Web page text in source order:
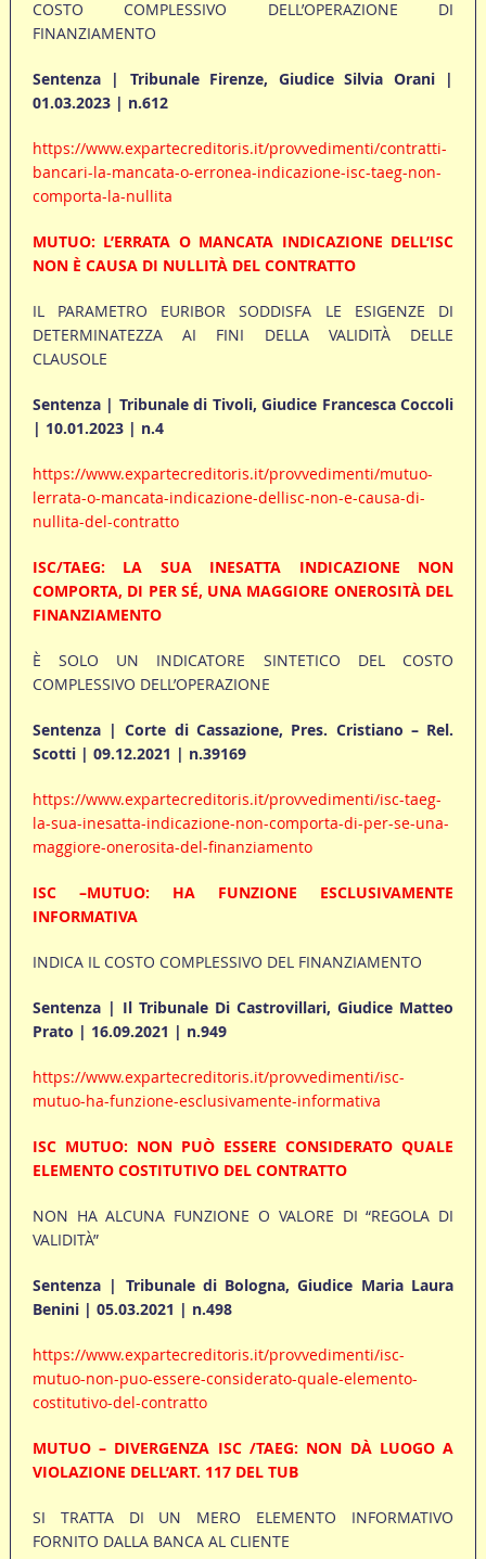
COSTO COMPLESSIVO DELL’OPERAZIONE DI
FINANZIAMENTO
Sentenza | Tribunale Firenze, Giudice Silvia Orani |
01.03.2023 | n.612
https://www.expartecreditoris.it/provvedimenti/contratti-
bancari-la-mancata-o-erronea-indicazione-isc-taeg-non-
comporta-la-nullita
MUTUO: L’ERRATA O MANCATA INDICAZIONE DELL’ISC
NON È CAUSA DI NULLITÀ DEL CONTRATTO
IL PARAMETRO EURIBOR SODDISFA LE ESIGENZE DI
DETERMINATEZZA AI FINI DELLA VALIDITÀ DELLE
CLAUSOLE
Sentenza | Tribunale di Tivoli, Giudice Francesca Coccoli
| 10.01.2023 | n.4
https://www.expartecreditoris.it/provvedimenti/mutuo-
lerrata-o-mancata-indicazione-dellisc-non-e-causa-di-
nullita-del-contratto
ISC/TAEG: LA SUA INESATTA INDICAZIONE NON
COMPORTA, DI PER SÉ, UNA MAGGIORE ONEROSITÀ DEL
FINANZIAMENTO
È SOLO UN INDICATORE SINTETICO DEL COSTO
COMPLESSIVO DELL’OPERAZIONE
Sentenza | Corte di Cassazione, Pres. Cristiano – Rel.
Scotti | 09.12.2021 | n.39169
https://www.expartecreditoris.it/provvedimenti/isc-taeg-
la-sua-inesatta-indicazione-non-comporta-di-per-se-una-
maggiore-onerosita-del-finanziamento
ISC –MUTUO: HA FUNZIONE ESCLUSIVAMENTE
INFORMATIVA
INDICA IL COSTO COMPLESSIVO DEL FINANZIAMENTO
Sentenza | Il Tribunale Di Castrovillari, Giudice Matteo
Prato | 16.09.2021 | n.949
https://www.expartecreditoris.it/provvedimenti/isc-
mutuo-ha-funzione-esclusivamente-informativa
ISC MUTUO: NON PUÒ ESSERE CONSIDERATO QUALE
ELEMENTO COSTITUTIVO DEL CONTRATTO
NON HA ALCUNA FUNZIONE O VALORE DI “REGOLA DI
VALIDITÀ”
Sentenza | Tribunale di Bologna, Giudice Maria Laura
Benini | 05.03.2021 | n.498
https://www.expartecreditoris.it/provvedimenti/isc-
mutuo-non-puo-essere-considerato-quale-elemento-
costitutivo-del-contratto
MUTUO – DIVERGENZA ISC /TAEG: NON DÀ LUOGO A
VIOLAZIONE DELL’ART. 117 DEL TUB
SI TRATTA DI UN MERO ELEMENTO INFORMATIVO
FORNITO DALLA BANCA AL CLIENTE